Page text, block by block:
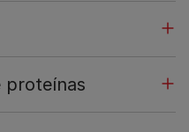
proteínas